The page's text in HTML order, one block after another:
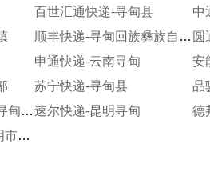
百世汇通快递-寻甸县
中
顺丰快递-寻甸回族彝族自治县
申通快递-云南寻甸
安
苏宁快递-寻甸县
品
德邦物流-昆明呈贡区寻甸快运大客户速尔快递-昆明寻甸
德
韵达快运-KD-云南昆明市寻甸服务部